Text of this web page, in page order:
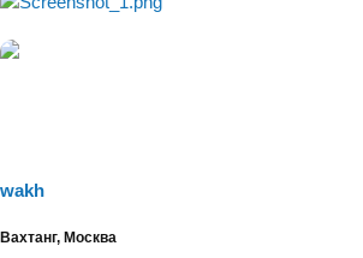
wakh
Вахтанг, Москва